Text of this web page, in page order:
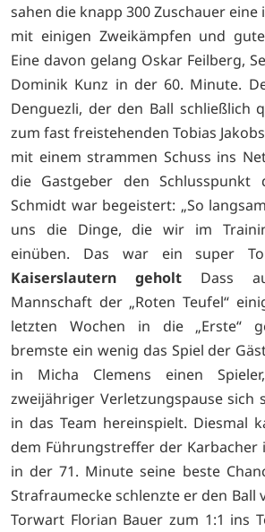
sahen die knapp 300 Zuschauer
mit einigen Zweikämpfen und
Eine davon gelang Oskar Feilberg,
Dominik Kunz in der 60. Minute.
Denguezli, der den Ball schließlich
zum fast freistehenden Tobias
mit einem strammen Schuss ins
die Gastgeber den Schlusspunkt
Schmidt war begeistert: „So
uns die Dinge, die wir im
einüben. Das war ein super
Kaiserslautern geholt Dass
Mannschaft der „Roten Teufel“
letzten Wochen in die „Erste“
bremste ein wenig das Spiel der
in Micha Clemens einen
zweijähriger Verletzungspause sich
in das Team hereinspielt. Diesmal
dem Führungstreffer der Karbacher
in der 71. Minute seine beste
Strafraumecke schlenzte er den Ball
Torwart Florian Bauer zum 1:1 ins